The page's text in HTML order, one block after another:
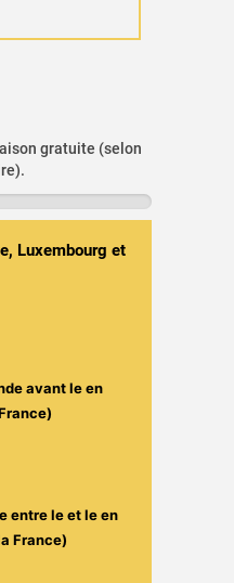
gratuite (selon
Luxembourg et
avant leen
entre leet leen
France)